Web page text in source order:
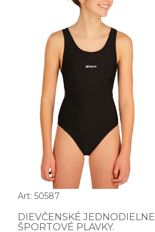
Art: 50587
DIEVČENSKÉ JEDNODIELNE
ŠPORTOVÉ PLAVKY.